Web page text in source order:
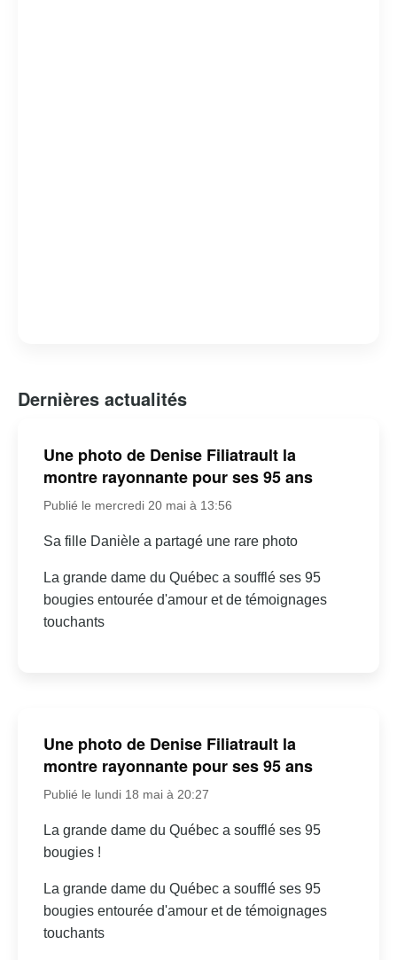
Dernières actualités
Une photo de Denise Filiatrault la
montre rayonnante pour ses 95 ans
Publié le mercredi 20 mai à 13:56
Sa fille Danièle a partagé une rare photo
La grande dame du Québec a soufflé ses 95
bougies entourée d'amour et de témoignages
touchants
Une photo de Denise Filiatrault la
montre rayonnante pour ses 95 ans
Publié le lundi 18 mai à 20:27
La grande dame du Québec a soufflé ses 95
bougies !
La grande dame du Québec a soufflé ses 95
bougies entourée d'amour et de témoignages
touchants